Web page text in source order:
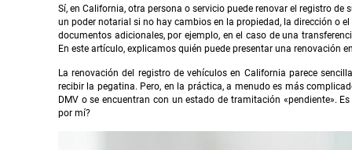
Sí, en California, otra persona o servicio puede renovar el registro
un poder notarial si no hay cambios en la propiedad, la dirección o
documentos adicionales, por ejemplo, en el caso de una
En este artículo, explicamos quién puede presentar una renovación
La renovación del registro de vehículos en California parece
recibir la pegatina. Pero, en la práctica, a menudo es más
DMV o se encuentran con un estado de tramitación «pendiente».
por mí?